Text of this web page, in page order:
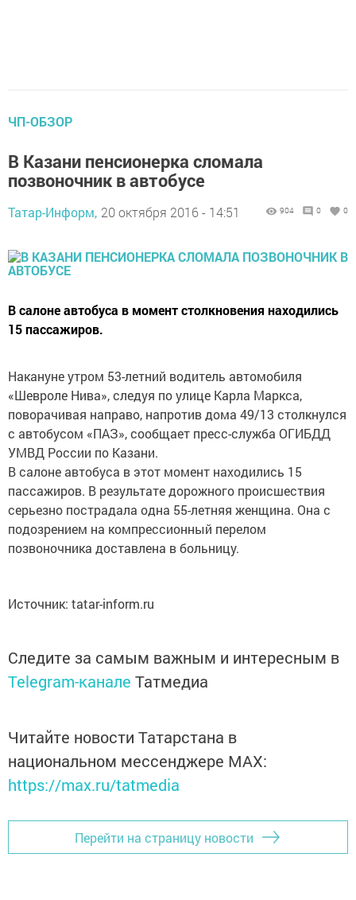
ЧП-ОБЗОР
В Казани пенсионерка сломала
позвоночник в автобусе
Татар-Информ, 20 октября 2016 - 14:51 904 0 0
В салоне автобуса в момент столкновения находились
15 пассажиров.
Накануне утром 53-летний водитель автомобиля
«Шевроле Нива», следуя по улице Карла Маркса,
поворачивая направо, напротив дома 49/13 столкнулся
с автобусом «ПАЗ», сообщает пресс-служба ОГИБДД
УМВД России по Казани.
В салоне автобуса в этот момент находились 15
пассажиров. В результате дорожного происшествия
серьезно пострадала одна 55-летняя женщина. Она с
подозрением на компрессионный перелом
позвоночника доставлена в больницу.
Источник: tatar-inform.ru
Следите за самым важным и интересным в
Telegram-канале Татмедиа
Читайте новости Татарстана в
национальном мессенджере MАХ:
https://max.ru/tatmedia
Перейти на страницу новости